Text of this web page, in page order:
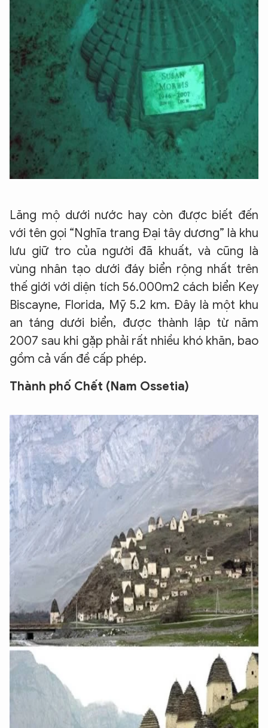
Lăng mộ dưới nước hay còn được biết đến
với tên gọi “Nghĩa trang Đại tây dương” là khu
lưu giữ tro của người đã khuất, và cũng là
vùng nhân tạo dưới đáy biển rộng nhất trên
thế giới với diện tích 56.000m2 cách biển Key
Biscayne, Florida, Mỹ 5.2 km. Đây là một khu
an táng dưới biển, được thành lập từ năm
2007 sau khi gặp phải rất nhiều khó khăn, bao
gồm cả vấn đề cấp phép.
Thành phố Chết (Nam Ossetia)